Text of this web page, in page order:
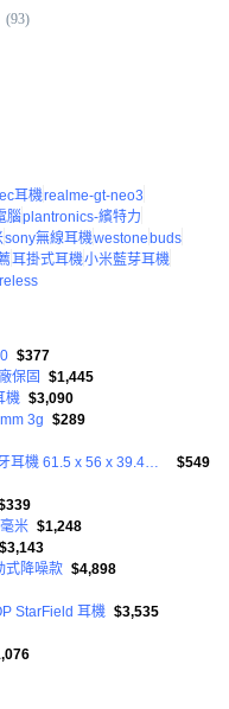
(93)
耳機realme-gt-neo3
腦plantronics-繽特力
sony無線耳機westonebuds
耳掛式耳機小米藍芽耳機
$377
保固
$1,445
機 $3,090
3g $289
$549
米 $1,248
$3,143
式降噪款 $4,898
StarField 耳機 $3,535